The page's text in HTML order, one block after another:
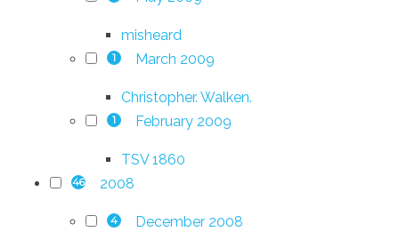
misheard
1 March 2009
Christopher. Walken.
1 February 2009
TSV 1860
46 2008
4 December 2008